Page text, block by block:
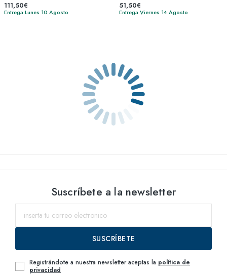
111,50€
Entrega Lunes 10 Agosto
51,50€
Entrega Viernes 14 Agosto
Suscríbete a la newsletter
SUSCRÍBETE
Registrándote a nuestra newsletter aceptas la política de
privacidad